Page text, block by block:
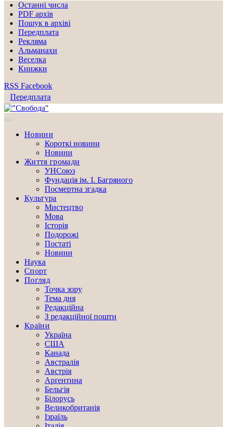
Останні числа
PDF архів
Пошук в архіві
Передплата
Рекляма
Альманахи
Веселка
Книжки
RSS Facebook
Передплата
Новини
Короткі новини
Новини
Життя громади
УНСоюз
Фундація ім. І. Багряного
Посмертна згадка
Культура
Мистецтво
Мова
Історія
Подорожі
Постаті
Новини
Наука
Спорт
Погляд
Точка зору
Тема дня
Редакційна
З редакційної пошти
Країни
Україна
США
Канада
Австралія
Австрія
Арґентина
Бельгія
Білорусь
Великобританія
Ізраїль